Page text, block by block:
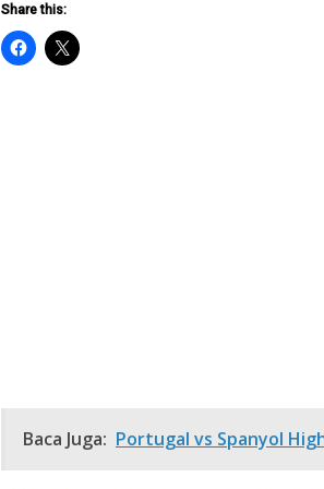
Share this:
Baca Juga: Portugal vs Spanyol